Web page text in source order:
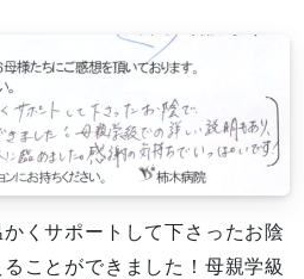
くサポートして下さったお陰
ことができました！母親学級